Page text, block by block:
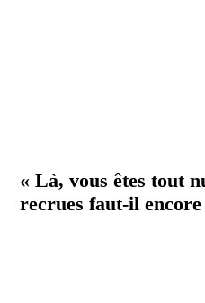
« Là, vous êtes tout
recrues faut-il